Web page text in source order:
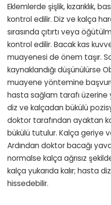
Eklemlerde şişlik, kızarıklık,
kontrol edilir. Diz ve kalça
sırasında çıtırtı veya
kontrol edilir. Bacak kas
muayenesi de önem taşır.
kaynaklandığı düşünülürse
muayene yöntemine
hasta sağlam tarafı üzerine
diz ve kalçadan bükülü
doktor tarafından ayaktan
bükülü tutulur. Kalça geriye
Ardından doktor bacağı
normalse kalça ağrısız
kalça yukarıda kalır; hasta
hissedebilir.